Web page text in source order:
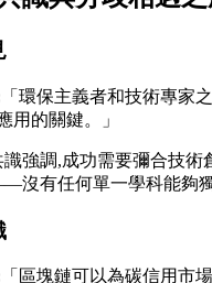
「環保主義者和技術專家
用的關鍵。」
強調,成功需要彌合技術
沒有任何單一學科能夠獨
「區塊鏈可以為碳信用市